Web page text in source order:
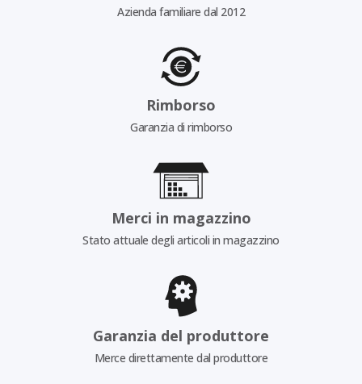
Azienda familiare dal 2012
Rimborso
Garanzia di rimborso
Merci in magazzino
Stato attuale degli articoli in magazzino
Garanzia del produttore
Merce direttamente dal produttore